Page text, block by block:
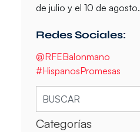
de julio y el 10 de agosto.
Redes Sociales:
@RFEBalonmano
#HispanosPromesas
Categorías